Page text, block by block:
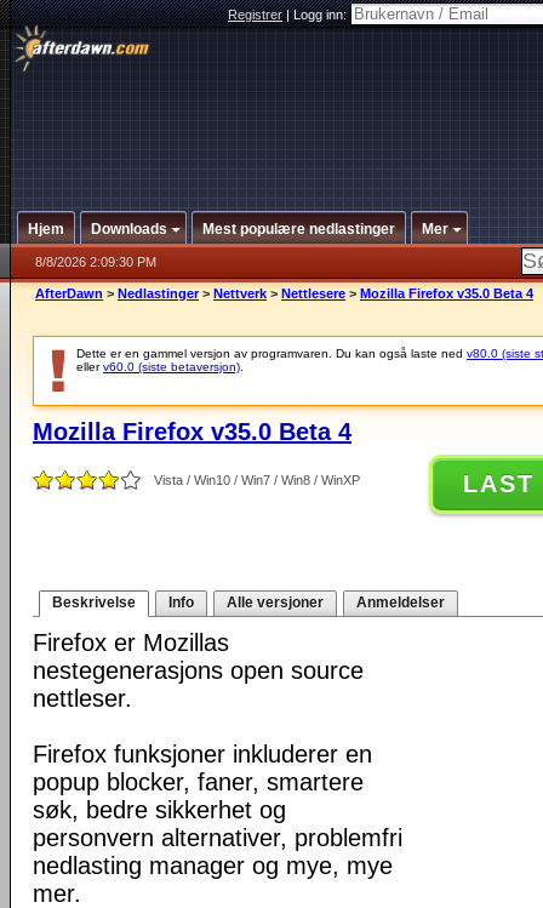
Registrer|Logg inn:
Hjem Downloads Mest populære nedlastinger Mer
8/8/2026 2:09:30 PM
AfterDawn > Nedlastinger > Nettverk > Nettlesere > Mozilla Firefox v35.0 Beta 4
Dette er en gammel versjon av programvaren. Du kan også laste ned v80.0 (siste
ellerv60.0 (siste betaversjon)
Mozilla Firefox v35.0 Beta 4
Vista / Win10 / Win7 / Win8 / WinXP LAST
Beskrivelse Info Alle versjoner Anmeldelser
Firefox er Mozillas
nestegenerasjons open source
nettleser.
Firefox funksjoner inkluderer en
popup blocker, faner, smartere
søk, bedre sikkerhet og
personvern alternativer, problemfri
nedlasting manager og mye, mye
mer.